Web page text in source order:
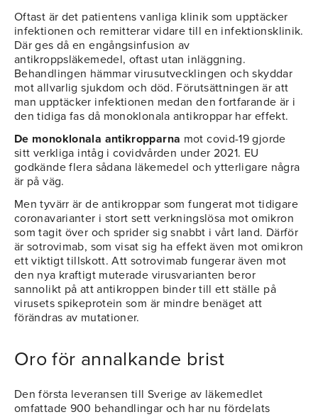
Oftast är det patientens vanliga klinik som upptäcker
infektionen och remitterar vidare till en infektionsklinik.
Där ges då en engångsinfusion av
antikroppsläkemedel, oftast utan inläggning.
Behandlingen hämmar virusutvecklingen och skyddar
mot allvarlig sjukdom och död. Förutsättningen är att
man upptäcker infektionen medan den fortfarande är i
den tidiga fas då monoklonala antikroppar har effekt.
De monoklonala antikropparna mot covid-19 gjorde
sitt verkliga intåg i covidvården under 2021. EU
godkände flera sådana läkemedel och ytterligare några
är på väg.
Men tyvärr är de antikroppar som fungerat mot tidigare
coronavarianter i stort sett verkningslösa mot omikron
som tagit över och sprider sig snabbt i vårt land. Därför
är sotrovimab, som visat sig ha effekt även mot omikron
ett viktigt tillskott. Att sotrovimab fungerar även mot
den nya kraftigt muterade virusvarianten beror
sannolikt på att antikroppen binder till ett ställe på
virusets spikeprotein som är mindre benäget att
förändras av mutationer.
Oro för annalkande brist
Den första leveransen till Sverige av läkemedlet
omfattade 900 behandlingar och har nu fördelats